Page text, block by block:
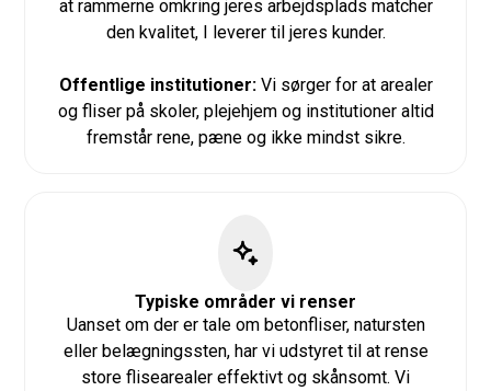
at rammerne omkring jeres arbejdsplads matcher
den kvalitet, I leverer til jeres kunder.
Offentlige institutioner:Vi sørger for at arealer
og fliser på skoler, plejehjem og institutioner altid
fremstår rene, pæne og ikke mindst sikre.
Typiske områder vi renser
Uanset om der er tale om betonfliser, natursten
eller belægningssten, har vi udstyret til at rense
store flisearealer effektivt og skånsomt. Vi